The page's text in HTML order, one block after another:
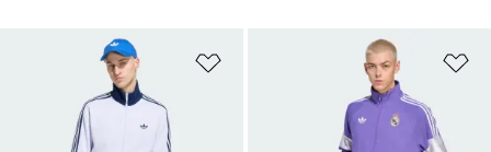
Dodaj do listy życzeń